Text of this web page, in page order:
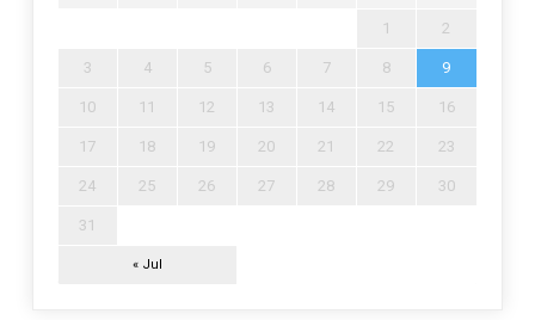
« Jul
1 2
3 4 5 6 7 8 9
10 11 12 13 14 15 16
17 18 19 20 21 22 23
24 25 26 27 28 29 30
31